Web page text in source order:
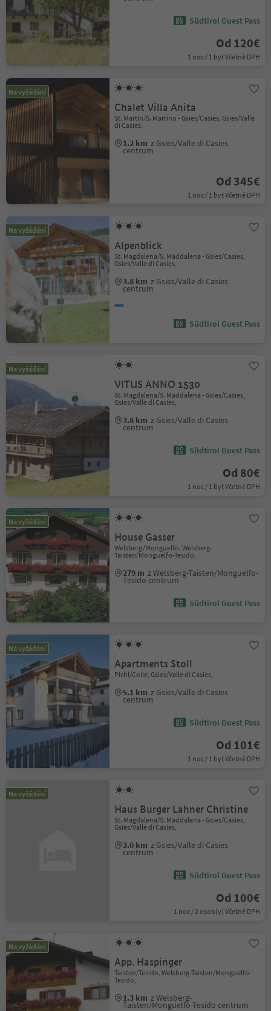
Südtirol Guest Pass
Od 120€
1 noc / 1 byt Včetně DPH
Na vyžádání
Chalet Villa Anita
St. Martin/S. Martino - Gsies/Casies, Gsies/Valle
di Casies,
1.2 km z Gsies/Valle di Casies
centrum
Od 345€
1 noc / 1 byt Včetně DPH
Na vyžádání
Alpenblick
St. Magdalena/S. Maddalena - Gsies/Casies,
Gsies/Valle di Casies,
3.8 km z Gsies/Valle di Casies
centrum
Südtirol Guest Pass
Na vyžádání
VITUS ANNO 1530
St. Magdalena/S. Maddalena - Gsies/Casies,
Gsies/Valle di Casies,
3.8 km z Gsies/Valle di Casies
centrum
Südtirol Guest Pass
Od 80€
1 noc / 1 byt Včetně DPH
Na vyžádání
House Gasser
Welsberg/Monguelfo, Welsberg-
Taisten/Monguelfo-Tesido,
279 m z Welsberg-Taisten/Monguelfo-
Tesido centrum
Südtirol Guest Pass
Na vyžádání
Apartments Stoll
Pichl/Colle, Gsies/Valle di Casies,
5.1 km z Gsies/Valle di Casies
centrum
Südtirol Guest Pass
Od 101€
1 noc / 1 byt Včetně DPH
Na vyžádání
Haus Burger Lahner Christine
St. Magdalena/S. Maddalena - Gsies/Casies,
Gsies/Valle di Casies,
3.0 km z Gsies/Valle di Casies
centrum
Südtirol Guest Pass
Od 100€
1 noc / 2 osob(y) Včetně DPH
Na vyžádání
App. Haspinger
Taisten/Tesido, Welsberg-Taisten/Monguelfo-
Tesido,
1.3 km z Welsberg-
Taisten/Monguelfo-Tesido centrum